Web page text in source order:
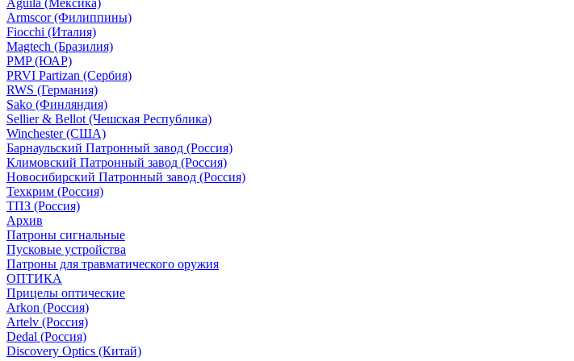
Aguila (Мексика)
Armscor (Филиппины)
Fiocchi (Италия)
Magtech (Бразилия)
PMP (ЮАР)
PRVI Partizan (Сербия)
RWS (Германия)
Sako (Финляндия)
Sellier & Bellot (Чешская Республика)
Winchester (США)
Барнаульский Патронный завод (Россия)
Климовский Патронный завод (Россия)
Новосибирский Патронный завод (Россия)
Техкрим (Россия)
ТПЗ (Россия)
Архив
Патроны сигнальные
Пусковые устройства
Патроны для травматического оружия
ОПТИКА
Прицелы оптические
Arkon (Россия)
Artelv (Россия)
Dedal (Россия)
Discovery Optics (Китай)